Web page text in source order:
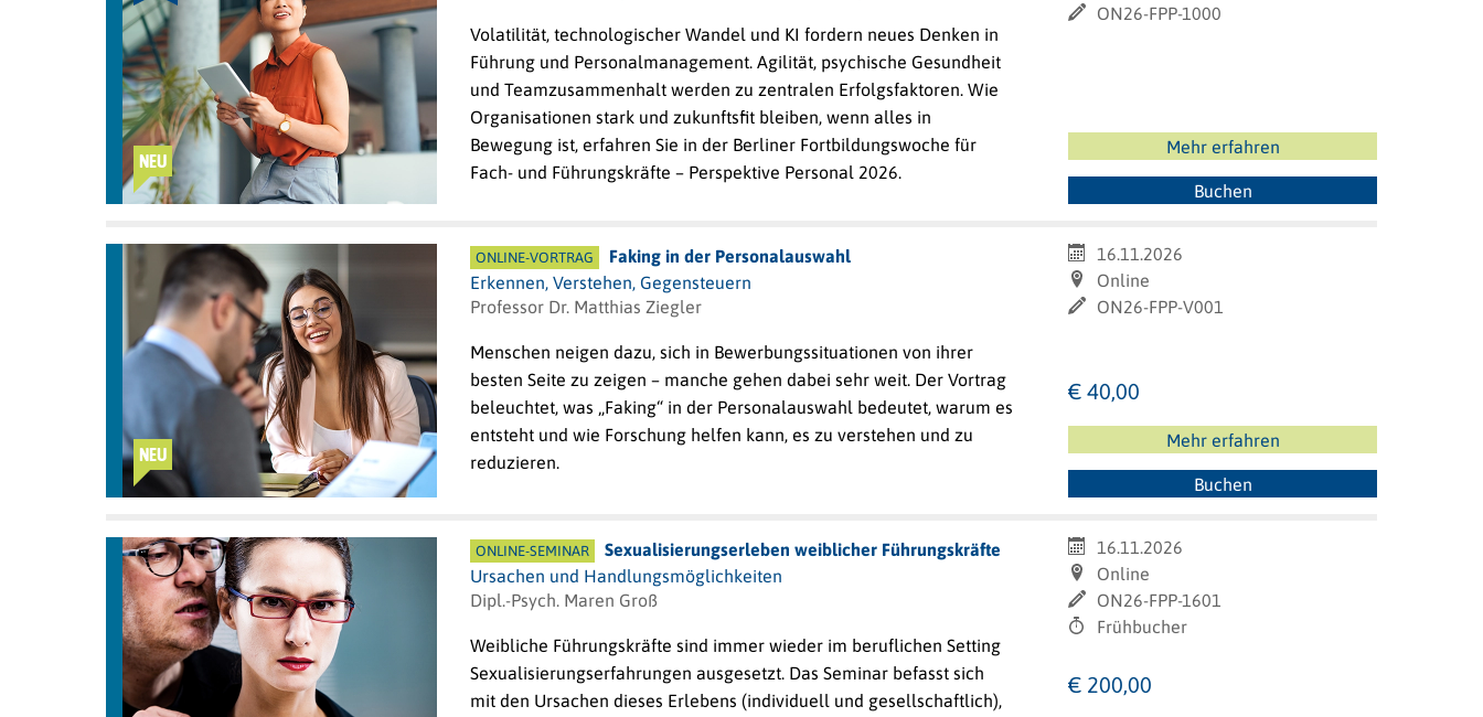
NEU
Volatilität, technologischer Wandel und KI fordern neues Denken in
Führung und Personalmanagement. Agilität, psychische Gesundheit
und Teamzusammenhalt werden zu zentralen Erfolgsfaktoren. Wie
Organisationen stark und zukunftsfit bleiben, wenn alles in
Bewegung ist, erfahren Sie in der Berliner Fortbildungswoche für
Fach- und Führungskräfte – Perspektive Personal 2026.
ON26-FPP-1000
Mehr erfahren
Buchen
NEU
ONLINE-VORTRAG
Faking in der Personalauswahl
Erkennen, Verstehen, Gegensteuern
Professor Dr. Matthias Ziegler
Menschen neigen dazu, sich in Bewerbungssituationen von ihrer
besten Seite zu zeigen – manche gehen dabei sehr weit. Der Vortrag
beleuchtet, was „Faking“ in der Personalauswahl bedeutet, warum es
entsteht und wie Forschung helfen kann, es zu verstehen und zu
reduzieren.
16.11.2026
Online
ON26-FPP-V001
€ 40,00
Mehr erfahren
Buchen
ONLINE-SEMINAR
Sexualisierungserleben weiblicher Führungskräfte
Ursachen und Handlungsmöglichkeiten
Dipl.-Psych. Maren Groß
Weibliche Führungskräfte sind immer wieder im beruflichen Setting
Sexualisierungserfahrungen ausgesetzt. Das Seminar befasst sich
mit den Ursachen dieses Erlebens (individuell und gesellschaftlich),
16.11.2026
Online
ON26-FPP-1601
Frühbucher
€ 200,00